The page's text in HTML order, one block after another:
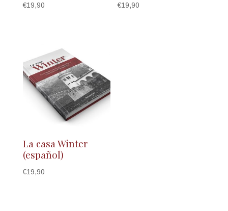
€19,90 €19,90
La casa Winter
(español)
€19,90